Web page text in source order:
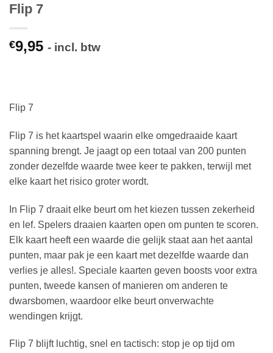
Flip 7
€9,95 - incl. btw
Flip 7
Flip 7 is het kaartspel waarin elke omgedraaide kaart
spanning brengt. Je jaagt op een totaal van 200 punten
zonder dezelfde waarde twee keer te pakken, terwijl met
elke kaart het risico groter wordt.
In Flip 7 draait elke beurt om het kiezen tussen zekerheid
en lef. Spelers draaien kaarten open om punten te scoren.
Elk kaart heeft een waarde die gelijk staat aan het aantal
punten, maar pak je een kaart met dezelfde waarde dan
verlies je alles!. Speciale kaarten geven boosts voor extra
punten, tweede kansen of manieren om anderen te
dwarsbomen, waardoor elke beurt onverwachte
wendingen krijgt.
Flip 7 blijft luchtig, snel en tactisch: stop je op tijd om